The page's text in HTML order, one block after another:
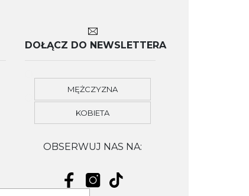
DOŁĄCZ DO NEWSLETTERA
MĘŻCZYZNA
KOBIETA
OBSERWUJ NAS NA: